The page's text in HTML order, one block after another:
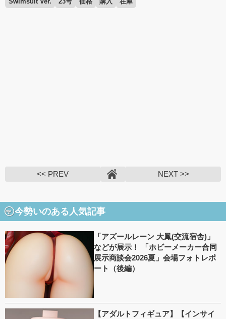
<< PREV NEXT >>
今勢いのある人気記事
「アズールレーン 大鳳(交流宿舎)」
などが展示！ 「ホビーメーカー合同
展示商談会2026夏」会場フォトレポ
ート（後編）
【アダルトフィギュア】【インサイ